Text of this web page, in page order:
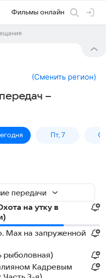
Фильмы онлайн
(Сменить регион)
–
Пт, 7
передачи
на утку в
Мах на запруженной
рыболовная)
Кадревым